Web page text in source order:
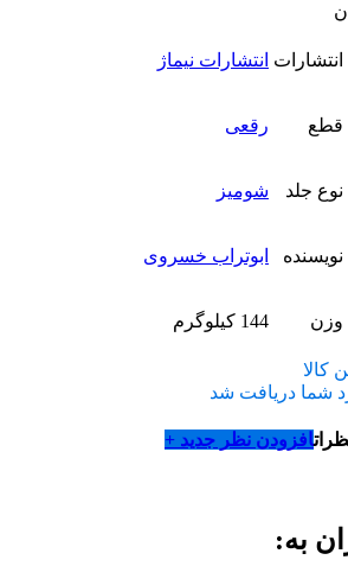
انتشارات انتشارات نیماژ
قطع رقعی
نوع جلد شومیز
نویسنده ابوتراب خسروی
وزن 144 کیلوگرم
کالا
شما دریافت شد
افزودن نظر جدید +
به: